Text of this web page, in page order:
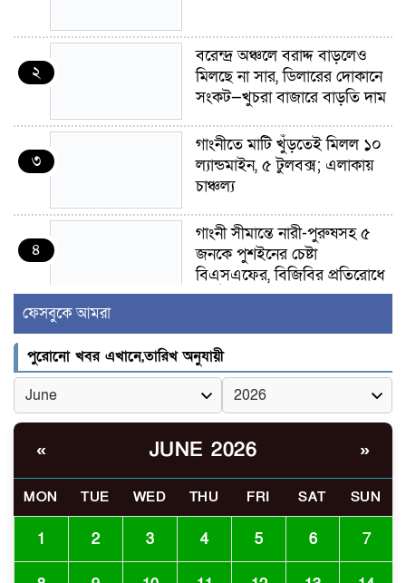
২
বরেন্দ্র অঞ্চলে বরাদ্দ বাড়লেও
মিলছে না সার, ডিলারের দোকানে
সংকট—খুচরা বাজারে বাড়তি দাম
৩
গাংনীতে মাটি খুঁড়তেই মিলল ১০
ল্যান্ডমাইন, ৫ টুলবক্স; এলাকায়
চাঞ্চল্য
৪
গাংনী সীমান্তে নারী-পুরুষসহ ৫
জনকে পুশইনের চেষ্টা
বিএসএফের, বিজিবির প্রতিরোধে
ব্যর্থ
৫
ইবির জুলাই-৩৬ হলে
রুমমেটদের গোপন ছবি প্রেমিকের
কাছে পাঠানোর অভিযোগ, ক্ষোভ
ও আতঙ্ক শিক্ষার্থীদের
৬
র‍্যাব বিলুপ্ত হয়ে এসআরবি,
ব্যবস্থা
খোকসায় বিএনপি নেতা নাফিজ
গুরুতর আহত
ফেসবুকে আমরা
পুরোনো খবর এখানে,তারিখ অনুযায়ী
« JUNE 2026 »
MON TUE WED THU FRI SAT SUN
1 2 3 4 5 6 7